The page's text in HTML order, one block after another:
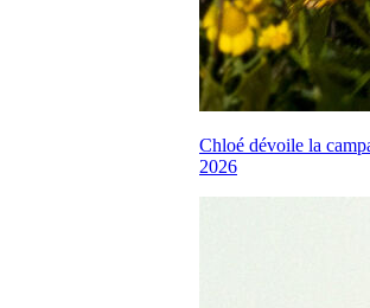
Chloé dévoile la
2026